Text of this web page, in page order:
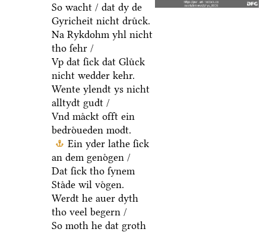
So wacht / dat dy de
Gyricheit nicht druͤck.
Na Rykdohm yhl nicht
tho ſehr /
Vp dat ſick dat Gluͤck
nicht wedder kehr.
Wente ylendt ys nicht
alltydt gudt /
Vnd maͤckt offt ein
bedroͤueden modt.
Ein yder lathe ſick
an dem genoͤgen /
Dat ſick tho ſynem
Staͤde wil voͤgen.
Werdt he auer dyth
tho veel begern /
So moth he dat groth